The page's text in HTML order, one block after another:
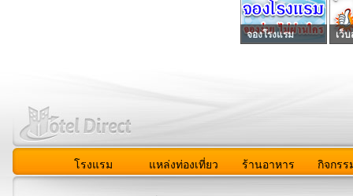
จองโรงแรม เว็
โรงแรม แหล่งท่องเที่ยว ร้านอาหาร กิจกรร